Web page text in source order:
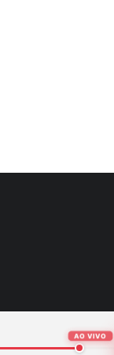
AO VIVO